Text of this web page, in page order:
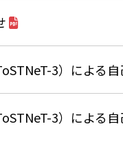
3）による
3）による